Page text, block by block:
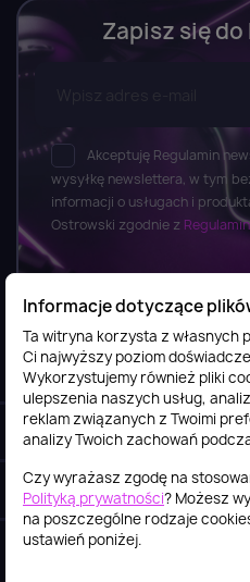
Zapisz się
Akceptuję Regulamin
wysyłkę newslettera, w tym
informacji o usługach i
Ostrowski zgodnie z
Informacje
Obsługa klienta
Szybki kontakt
Informacje dotyczące
Ta witryna korzysta z własnych
Ci najwyższy poziom
Wykorzystujemy również pliki
ulepszenia naszych usług,
reklam związanych z Twoimi
analizy Twoich zachowań
Czy wyrażasz zgodę na
Polityką prywatności? Możesz
na poszczególne rodzaje
ustawień poniżej.